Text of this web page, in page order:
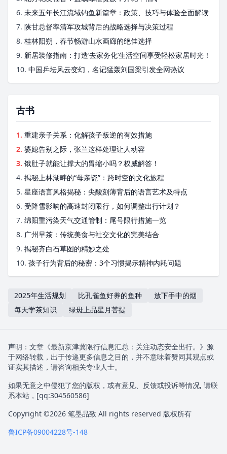
6. 未来五年长江流域钓鱼新篇章：政策、技巧与体验全面解读
7. 陕甘总督率清军攻城背后的战略选择与决策过程
8. 桂林阳朔，春节畅游山水画廊的绝佳选择
9. 新居装修指南：打造‘去家务化’生活空间享受轻松家居时光！
10. 中国乒坛风云变幻，名记猛轰刘国梁引发全网热议
古书
1. 重建亲子关系：化解孩子叛逆的有效措施
2. 婆媳告别之际，张兰这样处理让人动容
3. 饿肚子就能让撑大的胃缩小吗？权威解答！
4. 揭秘上林湖畔的“母亲瓷”：跨时空的文化旅程
5. 星座语言风格揭秘：尖酸刻薄背后的语言艺术及特点
6. 受降雪影响的高速封闭限行，如何调整出行计划？
7. 绵阳重污染天气交通管制：尾号限行措施一览
8. 广州早茶：传统美食与社交文化的完美结合
9. 揭秘齐白石草图的精妙之处
10. 孩子行为背后的秘密：3个习惯揭示精神内耗问题
2025年生活规划 比孔雀鱼好养的鱼种
放下手中的烟
每天学茶知识
绿斑上品星月菩提
声明：文章《最新京津冀限行信息汇总：关注动态安全出行。》源
于网络转载，出于传递更多信息之目的，并不意味着赞同其观点或
证实其描述，请咨询相关专业人士。
如果无意之中侵犯了您的版权，或有意见、反馈或投诉等情况, 请联
系本站，[qq:304560586]
Copyright ©2026 笔墨品致 All rights reserved 版权所有
鲁ICP备09004228号-148